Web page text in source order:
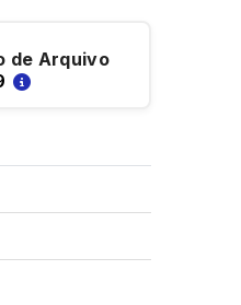
de Arquivo
de entrega